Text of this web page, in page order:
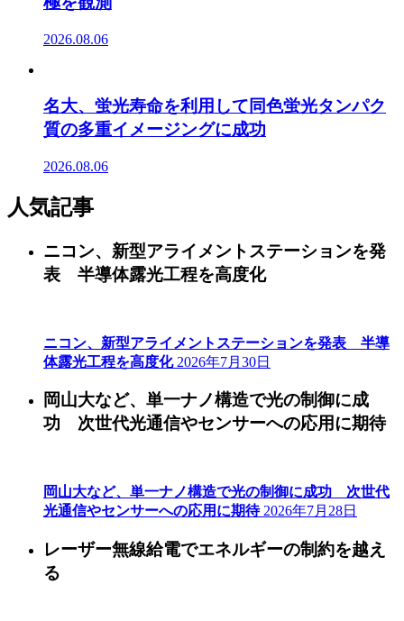
2026.08.06
名大、蛍光寿命を利用して同色蛍光タンパク
質の多重イメージングに成功
2026.08.06
人気記事
ニコン、新型アライメントステーションを発
表 半導体露光工程を高度化
ニコン、新型アライメントステーションを発表 半導
体露光工程を高度化 2026年7月30日
岡山大など、単一ナノ構造で光の制御に成
功 次世代光通信やセンサーへの応用に期待
岡山大など、単一ナノ構造で光の制御に成功 次世代
光通信やセンサーへの応用に期待 2026年7月28日
レーザー無線給電でエネルギーの制約を越え
る